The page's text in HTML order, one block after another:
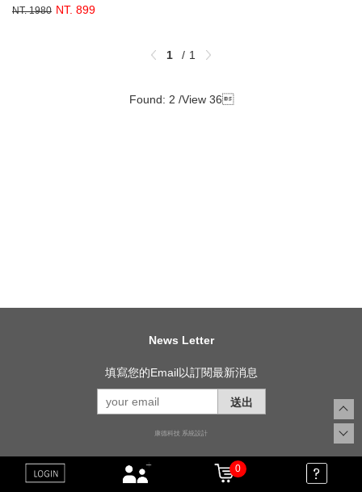
NT. 1980 NT. 899
1 1
Found: 2 /View 36
News Letter
填寫您的Email以訂閱最新消息
送出
康德科技 系統設計
0